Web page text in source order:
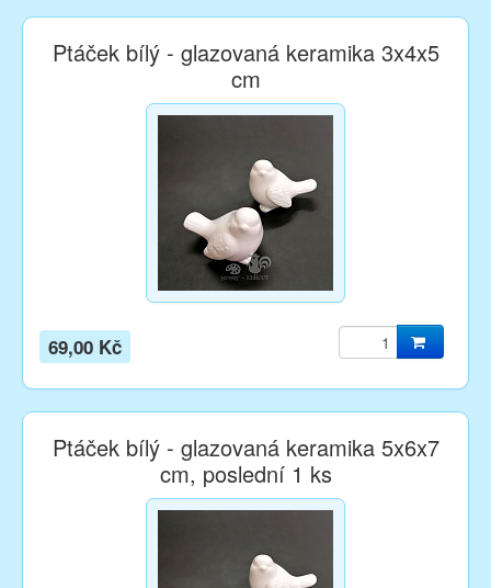
Ptáček bílý - glazovaná keramika 3x4x5
cm
69,00 Kč
Ptáček bílý - glazovaná keramika 5x6x7
cm, poslední 1 ks